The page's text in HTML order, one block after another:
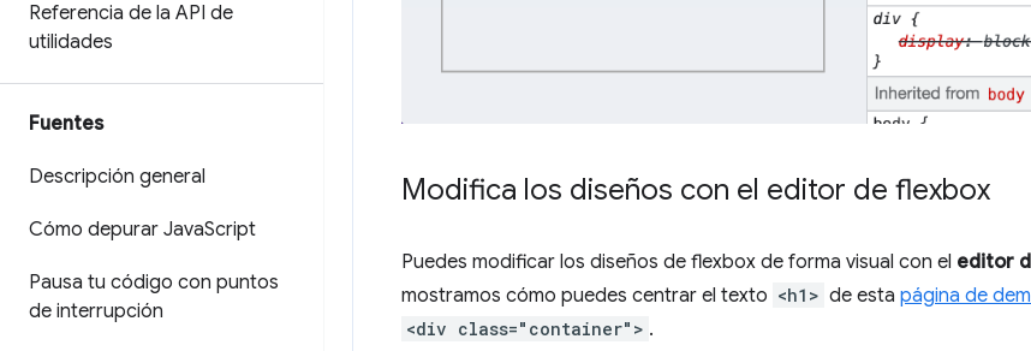
Referencia de la API de
utilidades
Fuentes
Descripción general
Cómo depurar JavaScript
Pausa tu código con puntos
de interrupción
Modifica los diseños con el editor de flexbox
Puedes modificar los diseños de flexbox de forma visual con el editor
mostramos cómo puedes centrar el texto <h1> de esta página de
<div class="container"> .